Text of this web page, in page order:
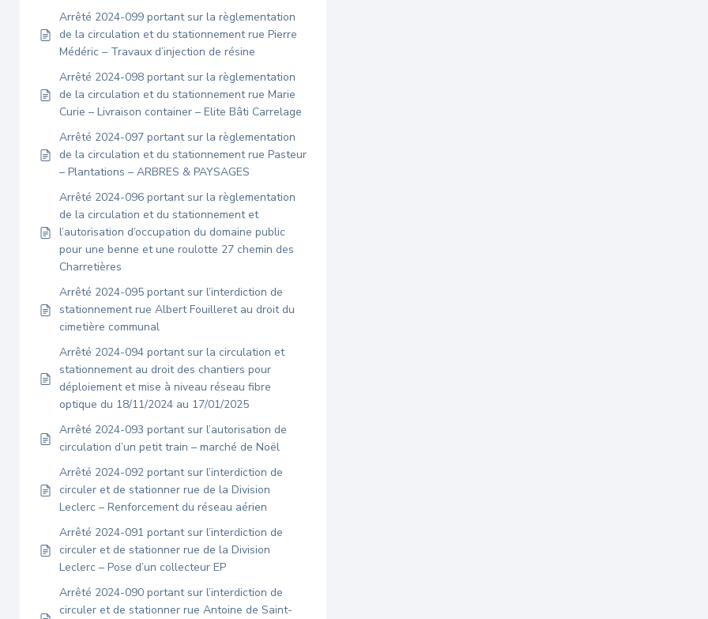
Arrêté 2024-099 portant sur la règlementation
de la circulation et du stationnement rue Pierre
Médéric – Travaux d’injection de résine
Arrêté 2024-098 portant sur la règlementation
de la circulation et du stationnement rue Marie
Curie – Livraison container – Elite Bâti Carrelage
Arrêté 2024-097 portant sur la règlementation
de la circulation et du stationnement rue Pasteur
– Plantations – ARBRES & PAYSAGES
Arrêté 2024-096 portant sur la règlementation
de la circulation et du stationnement et
l’autorisation d’occupation du domaine public
pour une benne et une roulotte 27 chemin des
Charretières
Arrêté 2024-095 portant sur l’interdiction de
stationnement rue Albert Fouilleret au droit du
cimetière communal
Arrêté 2024-094 portant sur la circulation et
stationnement au droit des chantiers pour
déploiement et mise à niveau réseau fibre
optique du 18/11/2024 au 17/01/2025
Arrêté 2024-093 portant sur l’autorisation de
circulation d’un petit train – marché de Noël
Arrêté 2024-092 portant sur l’interdiction de
circuler et de stationner rue de la Division
Leclerc – Renforcement du réseau aérien
Arrêté 2024-091 portant sur l’interdiction de
circuler et de stationner rue de la Division
Leclerc – Pose d’un collecteur EP
Arrêté 2024-090 portant sur l’interdiction de
circuler et de stationner rue Antoine de Saint-